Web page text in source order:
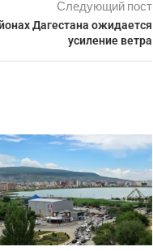
Следующий пост
Дагестана ожидается
усиление ветра